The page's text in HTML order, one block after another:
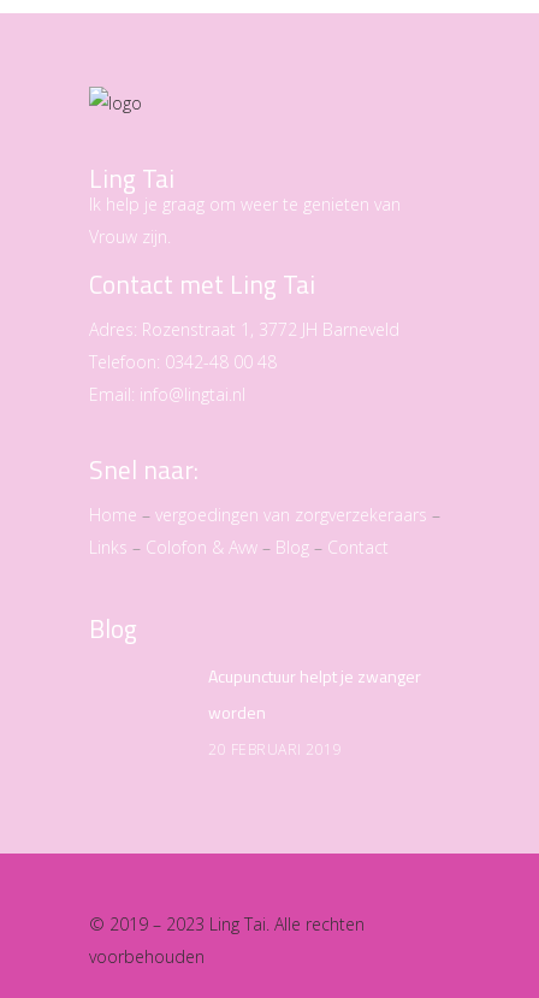
Ling Tai
Ik help je graag om weer te genieten van
Vrouw zijn.
Contact met Ling Tai
Adres: Rozenstraat 1, 3772 JH Barneveld
Telefoon: 0342-48 00 48
Email: info@lingtai.nl
Snel naar:
Home – vergoedingen van zorgverzekeraars –
Links – Colofon & Avw – Blog – Contact
Blog
Acupunctuur helpt je zwanger
worden
20 FEBRUARI 2019
© 2019 – 2023 Ling Tai. Alle rechten
voorbehouden